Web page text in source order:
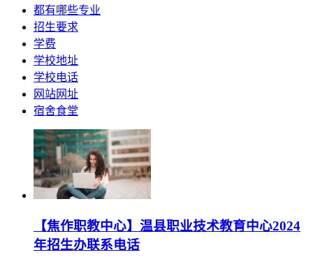
都有哪些专业
招生要求
学费
学校地址
学校电话
网站网址
宿舍食堂
【焦作职教中心】温县职业技术教育中心2024
年招生办联系电话